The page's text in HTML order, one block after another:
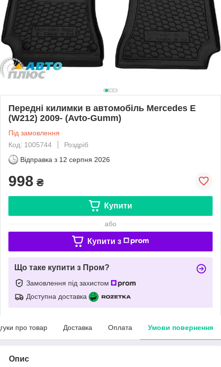
Передні килимки в автомобіль Mercedes E
(W212) 2009- (Avto-Gumm)
Під замовлення
Код: 1005744
Роздріб
Відправка з 12 серпня 2026
998 ₴
Купити
або
Купити з
Що таке купити з Пром?
Замовлення під захистом
Доступна доставка
про товар Доставка Оплата Умови повернення
Опис